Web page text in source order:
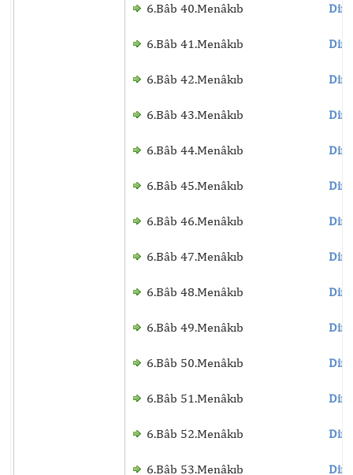
6.Bâb 40.Menâkıb
6.Bâb 41.Menâkıb
6.Bâb 42.Menâkıb
6.Bâb 43.Menâkıb
6.Bâb 44.Menâkıb
6.Bâb 45.Menâkıb
6.Bâb 46.Menâkıb
6.Bâb 47.Menâkıb
6.Bâb 48.Menâkıb
6.Bâb 49.Menâkıb
6.Bâb 50.Menâkıb
6.Bâb 51.Menâkıb
6.Bâb 52.Menâkıb
6.Bâb 53.Menâkıb